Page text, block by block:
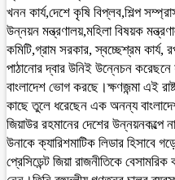
খনন কার্য,দেশে কৃষি বিপ্লব,শিল্প
উন্নয়ন মন্ত্রণালয়,মহিলা বিষয়ক
কমিটি,গ্রাম সরকার, স্বচ্ছেশ্রম কার্য,
পাঠানোর দ্বার উনিই উন্নেচন
বাংলাদেশ ভোগ করছে।ক্ষণজন্মা এই
কাছে তুলে ধরেছেন এক অনন্য
জিয়াউর রহমানের দেশের উন্নয়নকল্পে
উনাকে ক্যারিশমাটিক লিডার হিসাবে
প্রেসিডেন্ট জিয়া রাজনীতিকে